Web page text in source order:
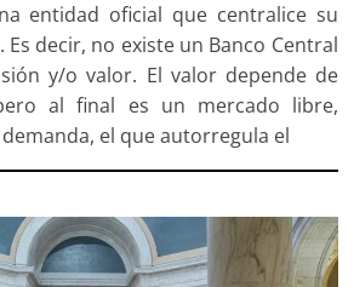
entidad oficial que centralice su
decir, no existe un Banco Central
y/o valor. El valor depende de
al final es un mercado libre,
el que autorregula el